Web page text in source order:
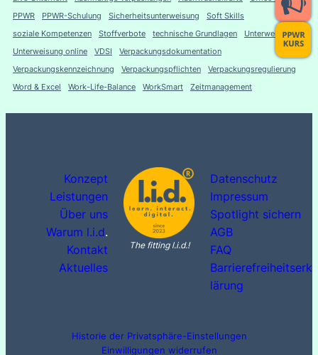
PPWR
PPWR-Schulung Sicherheitsunterweisung
Soft Skills
soziale Kompetenzen
Stoffverbote technische Grundlagen
Unterweisung
Unterweisung online
VDSI
Verpackungsdokumentation
Verpackungskennzeichnung
Verpackungspflichten
Verpackungsregulierung
Word & Excel
Work-Life-Balance WorkSmart Zeitmanagement
Konzept
Leistungen
Über uns
Warum l.i.d.
Kontakt
Aktuelles
The fitting l.i.d.!
Datenschutz
Impressum
Spotlight sichern
AGB
FAQ
Barrierefreiheitserk
lärung
Historie der Privatsphäre-Einstellungen
Einwilligungen widerrufen